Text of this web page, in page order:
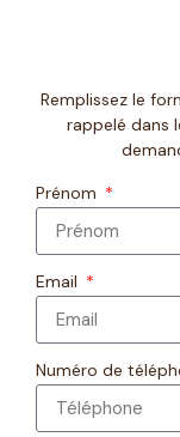
Remplissez le
rappelé dans
Prénom
Email
Numéro de